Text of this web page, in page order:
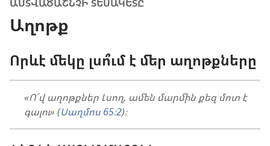
ԱՍՏՎԱԾԱՇՆՉԻ ՏԵՍԱԿԵՏԸ
Աղոթք
Որևէ մեկը լսո՞ւմ է մեր աղոթքները
«Ո՜վ աղոթքներ Լսող, ամեն մարմին քեզ մոտ է
գալու» (Սաղմոս 65։2)։